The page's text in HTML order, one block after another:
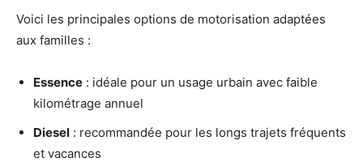
Voici les principales options de motorisation adaptées
aux familles :
Essence : idéale pour un usage urbain avec faible
kilométrage annuel
Diesel : recommandée pour les longs trajets fréquents
et vacances